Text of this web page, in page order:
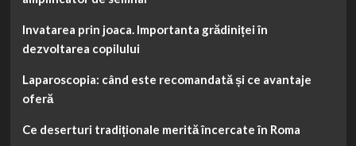
Invatarea prin joaca. Importanta grădiniței în
dezvoltarea copilului
Laparoscopia: când este recomandată și ce avantaje
oferă
Ce deserturi tradiționale merită încercate în Roma